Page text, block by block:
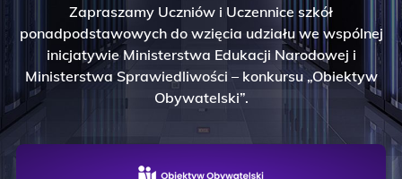
dla
Systemy
Projekty
Pokaż
submenu
dla
elementu
Projekty
Kontakt
Zapraszamy Uczniów i Uczennice szkół
ponadpodstawowych do wzięcia udziału we wspólnej
inicjatywie Ministerstwa Edukacji Narodowej i
Ministerstwa Sprawiedliwości – konkursu „Obiektyw
Obywatelski”.